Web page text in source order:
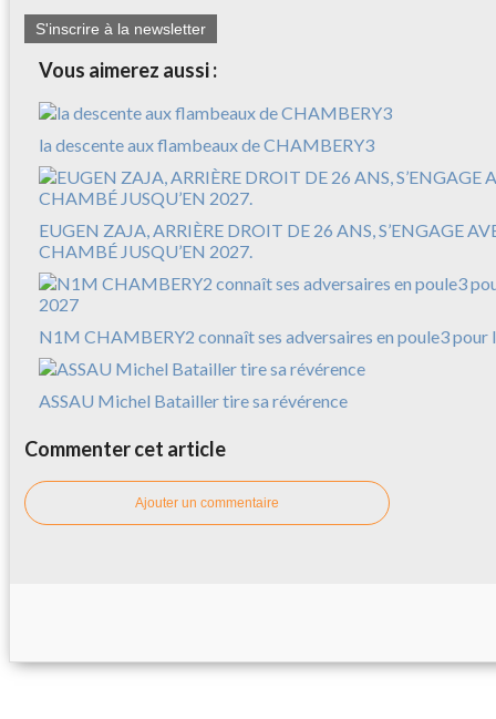
S'inscrire à la newsletter
Vous aimerez aussi :
la descente aux flambeaux de CHAMBERY3
EUGEN ZAJA, ARRIÈRE DROIT DE 26 ANS, S’ENGAGE
CHAMBÉ JUSQU’EN 2027.
N1M CHAMBERY2 connaît ses adversaires en poule3 pour
ASSAU Michel Batailler tire sa révérence
Commenter cet article
Ajouter un commentaire